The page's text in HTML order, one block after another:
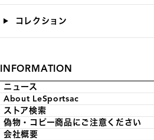
コレクション
INFORMATION
ニュース
About LeSportsac
ストア検索
偽物・コピー商品にご注意ください
会社概要